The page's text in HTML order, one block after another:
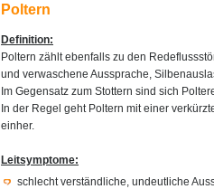
Poltern
Definition:
Poltern zählt ebenfalls zu den
und verwaschene Aussprache,
Im Gegensatz zum Stottern sind sich
In der Regel geht Poltern mit einer
einher.
Leitsymptome:
schlecht verständliche, undeutliche